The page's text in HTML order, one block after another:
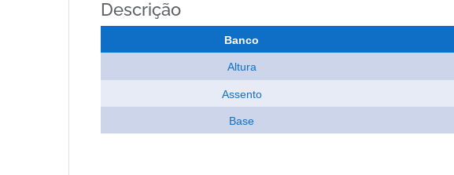
Descrição
Banco
Altura
Assento
Base